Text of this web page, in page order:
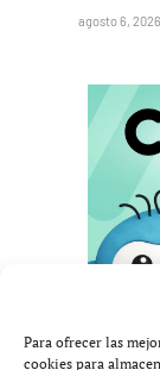
Para ofrecer las
cookies para
agosto 6, 2026